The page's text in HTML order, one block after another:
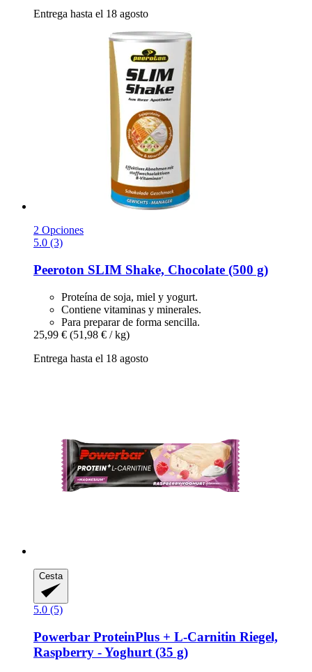
Entrega hasta el 18 agosto
2 Opciones
5.0 (3)
Peeroton SLIM Shake, Chocolate (500 g)
Proteína de soja, miel y yogurt.
Contiene vitaminas y minerales.
Para preparar de forma sencilla.
25,99 € (51,98 € / kg)
Entrega hasta el 18 agosto
Cesta
5.0 (5)
Powerbar ProteinPlus + L-​Carnitin Riegel,
Raspberry -​ Yoghurt (35 g)